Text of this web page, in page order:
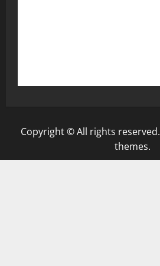
Copyright © All rights reserved.
themes.